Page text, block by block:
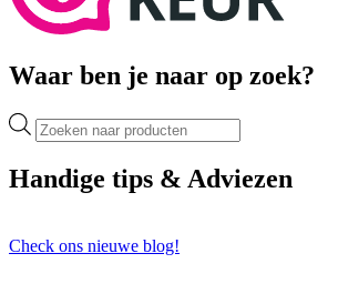
Waar ben je naar op zoek?
Producten
zoeken
Handige tips & Adviezen
Check ons nieuwe blog!